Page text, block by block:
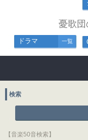
憂歌
ドラマ 一覧
検索
【音楽50音検索】